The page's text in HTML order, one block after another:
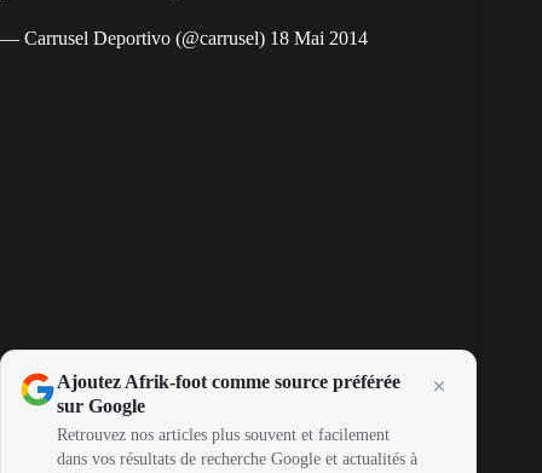
— Carrusel Deportivo (@carrusel) 18 Mai 2014
Ajoutez Afrik-foot comme source préférée
sur Google
Retrouvez nos articles plus souvent et facilement
dans vos résultats de recherche Google et actualités à